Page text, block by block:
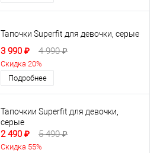
Тапочки Superfit для девочки, серые
3 990 ₽ 4 990 ₽
Скидка 20%
Подробнее
Тапочкии Superfit для девочки,
серые
2 490 ₽ 5 490 ₽
Скидка 55%